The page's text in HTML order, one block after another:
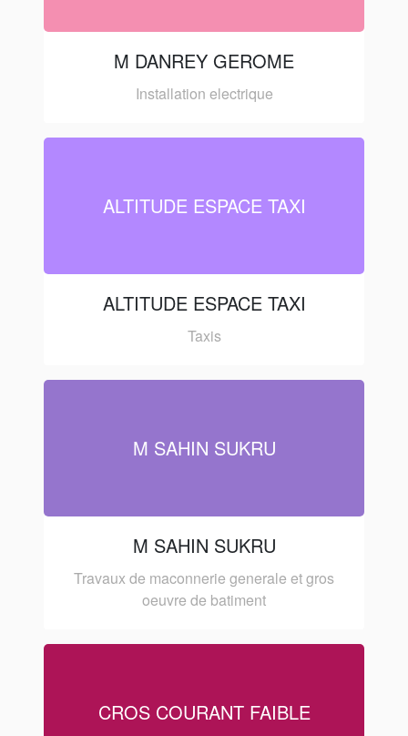
M DANREY GEROME
Installation electrique
ALTITUDE ESPACE TAXI
ALTITUDE ESPACE TAXI
Taxis
M SAHIN SUKRU
M SAHIN SUKRU
Travaux de maconnerie generale et gros
oeuvre de batiment
CROS COURANT FAIBLE